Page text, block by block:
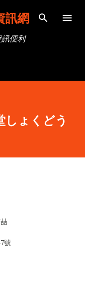
訊網
便利
しょくどう
號